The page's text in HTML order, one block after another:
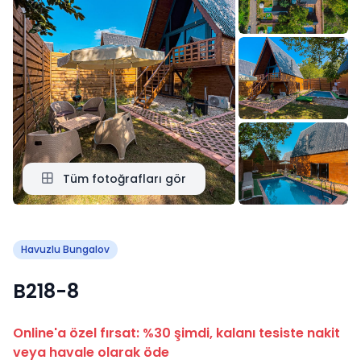
Tüm fotoğrafları gör
Havuzlu Bungalov
B218-8
Online'a özel fırsat: %30 şimdi, kalanı tesiste nakit
veya havale olarak öde